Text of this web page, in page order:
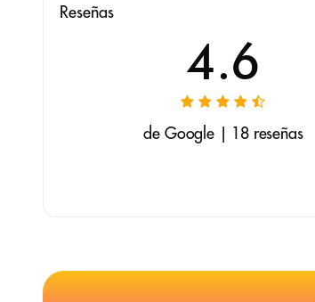
Reseñas
4.6
de Google | 18 reseñas